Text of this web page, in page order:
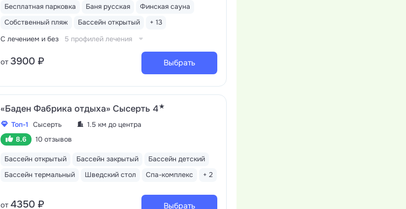
Бесплатная парковка Баня русская
Финская сауна
Собственный пляж
Бассейн открытый
+ 13
С лечением и без
5 профилей лечения
от 3900 ₽ Выбрать
«Баден Фабрика отдыха» Сысерть 4★
Топ-1 Сысерть
1.5 км до центра
8.6
10 отзывов
Бассейн открытый Бассейн закрытый
Бассейн детский
Бассейн термальный
Шведский стол Спа-комплекс + 2
от 4350 ₽ Выбрать